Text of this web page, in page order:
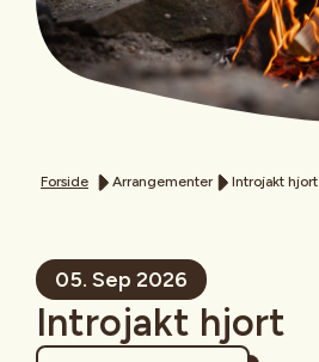
Forside Arrangementer Introjakt hjort
05. Sep 2026
Introjakt hjort